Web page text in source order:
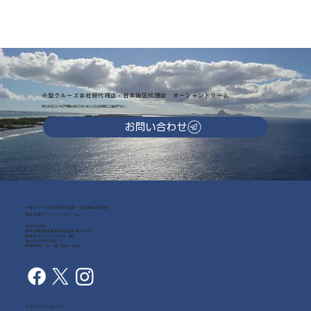
小型クルーズ会社総代理店・日本地区代理店 オーシャンドリーム
気になることやご不明な点がございましたらお気軽にご連絡下さい。
お問い合わせ
小型クルーズ会社総代理店・日本地区代理店
株式会社オーシャンドリーム
〒252-0239
神奈川県相模原市中央区中央3-14-7
相模原セントラルビル 602
Tel: (042)768-7203
営業時間：月～金 10:00~18:00
プライバシーポリシー